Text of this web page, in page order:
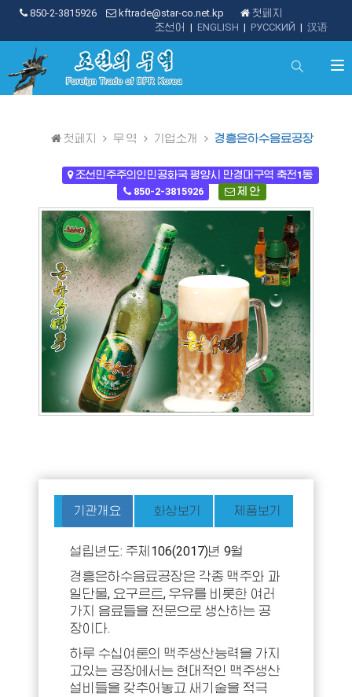
850-2-3815926 kftrade@star-co.net.kp
첫페지
| 汉语
| РУССКИЙ
| ENGLISH
조선어
첫페지 무 역 기업소개 경흥은하수음료공장
조선민주주의인민공화국 평양시 만경대구역 축전1동
850-2-3815926
제 안
기관개요 화상보기 제품보기
설립년도: 주체106(2017)년 9월
경흥은하수음료공장은 각종 맥주와 과
일단물, 요구르트, 우유를 비롯한 여러
가지 음료들을 전문으로 생산하는 공
장이다.
하루 수십여톤의 맥주생산능력을 가지
고있는 공장에서는 현대적인 맥주생산
설비들을 갖추어놓고 새기술을 적극